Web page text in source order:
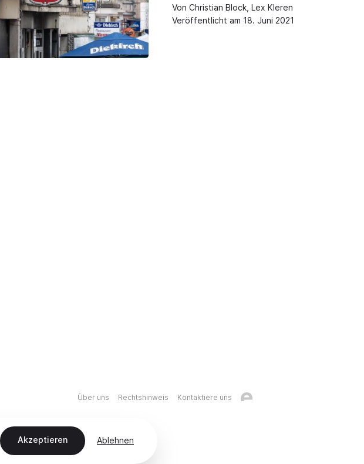
Von Christian Block, Lex Kleren
Veröffentlicht am 18. Juni 2021
Über uns Rechtshinweis Kontaktiere uns
Akzeptieren Ablehnen